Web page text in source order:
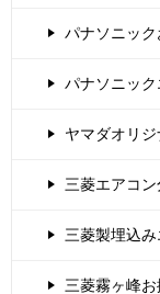
パナソニッ
パナソニッ
ヤマダオリ
三菱エアコ
三菱製埋込
三菱霧ヶ峰